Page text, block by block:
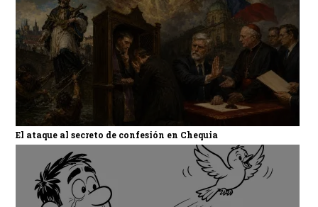
El ataque al secreto de confesión en Chequia